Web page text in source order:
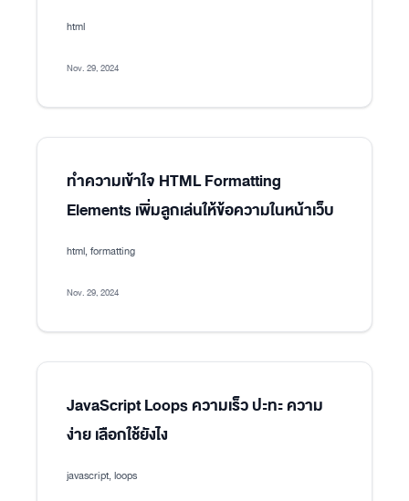
html
Nov. 29, 2024
ทำความเข้าใจ HTML Formatting
Elements เพิ่มลูกเล่นให้ข้อความในหน้าเว็บ
html, formatting
Nov. 29, 2024
JavaScript Loops ความเร็ว ปะทะ ความ
ง่าย เลือกใช้ยังไง
javascript, loops